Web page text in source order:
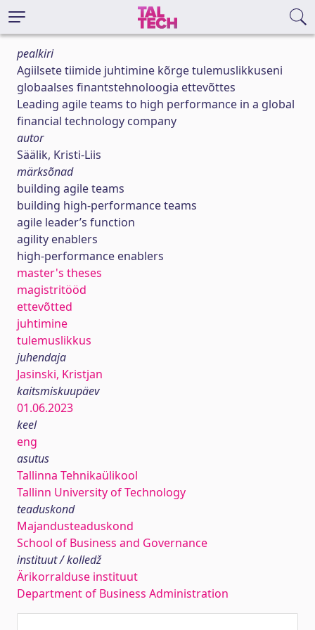
pealkiri
Agiilsete tiimide juhtimine kõrge tulemuslikkuseni
globaalses finantstehnoloogia ettevõttes
Leading agile teams to high performance in a global
financial technology company
autor
Säälik, Kristi-Liis
märksõnad
building agile teams
building high-performance teams
agile leader’s function
agility enablers
high-performance enablers
master's theses
magistritööd
ettevõtted
juhtimine
tulemuslikkus
juhendaja
Jasinski, Kristjan
kaitsmiskuupäev
01.06.2023
keel
eng
asutus
Tallinna Tehnikaülikool
Tallinn University of Technology
teaduskond
Majandusteaduskond
School of Business and Governance
instituut / kolledž
Ärikorralduse instituut
Department of Business Administration